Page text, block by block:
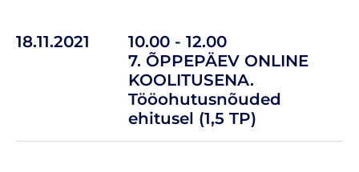
18.11.2021
10.00 - 12.00
7. ÕPPEPÄEV ONLINE
KOOLITUSENA.
Tööohutusnõuded
ehitusel (1,5 TP)